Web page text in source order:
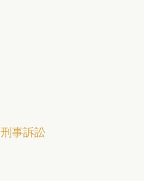
刑事訴訟